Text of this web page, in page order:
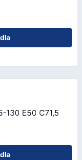
130 E50 C71,5